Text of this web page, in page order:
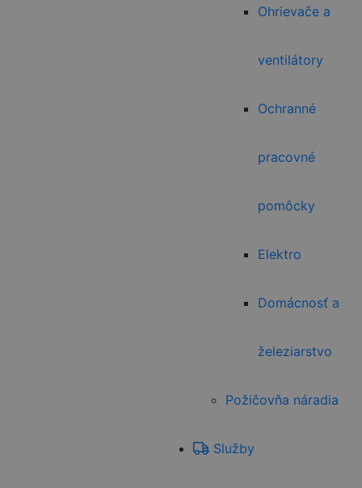
Ohrievače a
ventilátory
Ochranné
pracovné
pomôcky
Elektro
Domácnosť a
železiarstvo
Požičovňa náradia
Služby